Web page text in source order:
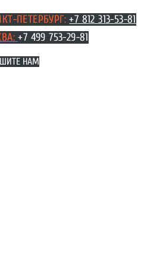
ПЕТЕРБУРГ:+7 812 313-53-81
:+7 499 753-29-81
НАМ